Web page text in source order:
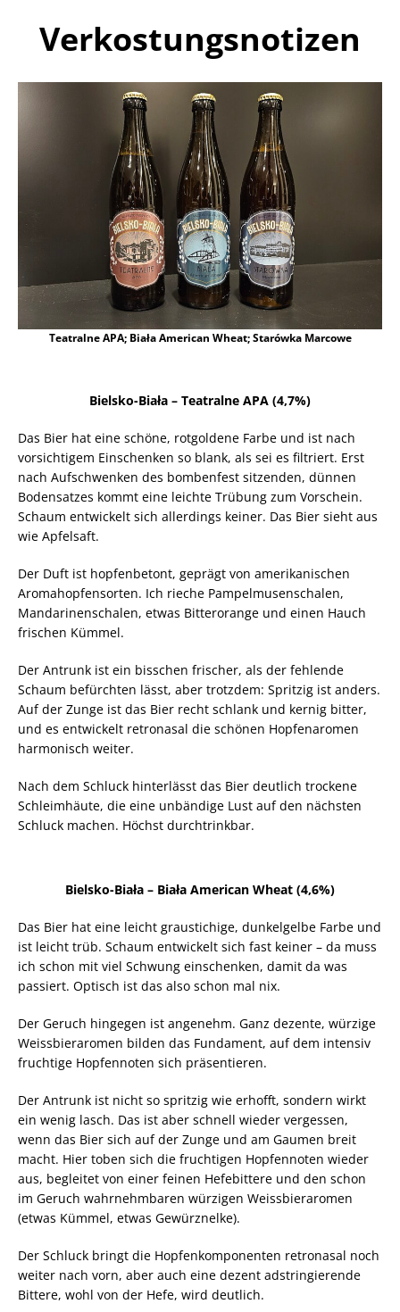
Verkostungsnotizen
Teatralne APA; Biała American Wheat; Starówka Marcowe
Bielsko-Biała – Teatralne APA (4,7%)
Das Bier hat eine schöne, rotgoldene Farbe und ist nach
vorsichtigem Einschenken so blank, als sei es filtriert. Erst
nach Aufschwenken des bombenfest sitzenden, dünnen
Bodensatzes kommt eine leichte Trübung zum Vorschein.
Schaum entwickelt sich allerdings keiner. Das Bier sieht aus
wie Apfelsaft.
Der Duft ist hopfenbetont, geprägt von amerikanischen
Aromahopfensorten. Ich rieche Pampelmusenschalen,
Mandarinenschalen, etwas Bitterorange und einen Hauch
frischen Kümmel.
Der Antrunk ist ein bisschen frischer, als der fehlende
Schaum befürchten lässt, aber trotzdem: Spritzig ist anders.
Auf der Zunge ist das Bier recht schlank und kernig bitter,
und es entwickelt retronasal die schönen Hopfenaromen
harmonisch weiter.
Nach dem Schluck hinterlässt das Bier deutlich trockene
Schleimhäute, die eine unbändige Lust auf den nächsten
Schluck machen. Höchst durchtrinkbar.
Bielsko-Biała – Biała American Wheat (4,6%)
Das Bier hat eine leicht graustichige, dunkelgelbe Farbe und
ist leicht trüb. Schaum entwickelt sich fast keiner – da muss
ich schon mit viel Schwung einschenken, damit da was
passiert. Optisch ist das also schon mal nix.
Der Geruch hingegen ist angenehm. Ganz dezente, würzige
Weissbieraromen bilden das Fundament, auf dem intensiv
fruchtige Hopfennoten sich präsentieren.
Der Antrunk ist nicht so spritzig wie erhofft, sondern wirkt
ein wenig lasch. Das ist aber schnell wieder vergessen,
wenn das Bier sich auf der Zunge und am Gaumen breit
macht. Hier toben sich die fruchtigen Hopfennoten wieder
aus, begleitet von einer feinen Hefebittere und den schon
im Geruch wahrnehmbaren würzigen Weissbieraromen
(etwas Kümmel, etwas Gewürznelke).
Der Schluck bringt die Hopfenkomponenten retronasal noch
weiter nach vorn, aber auch eine dezent adstringierende
Bittere, wohl von der Hefe, wird deutlich.